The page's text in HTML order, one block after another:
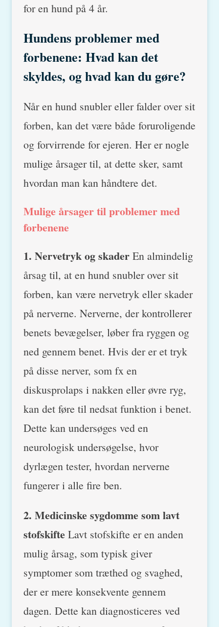
for en hund på 4 år.
Hundens problemer med
forbenene: Hvad kan det
skyldes, og hvad kan du gøre?
Når en hund snubler eller falder over sit
forben, kan det være både foruroligende
og forvirrende for ejeren. Her er nogle
mulige årsager til, at dette sker, samt
hvordan man kan håndtere det.
Mulige årsager til problemer med
forbenene
1. Nervetryk og skader En almindelig
årsag til, at en hund snubler over sit
forben, kan være nervetryk eller skader
på nerverne. Nerverne, der kontrollerer
benets bevægelser, løber fra ryggen og
ned gennem benet. Hvis der er et tryk
på disse nerver, som fx en
diskusprolaps i nakken eller øvre ryg,
kan det føre til nedsat funktion i benet.
Dette kan undersøges ved en
neurologisk undersøgelse, hvor
dyrlægen tester, hvordan nerverne
fungerer i alle fire ben.
2. Medicinske sygdomme som lavt
stofskifte Lavt stofskifte er en anden
mulig årsag, som typisk giver
symptomer som træthed og svaghed,
der er mere konsekvente gennem
dagen. Dette kan diagnosticeres ved